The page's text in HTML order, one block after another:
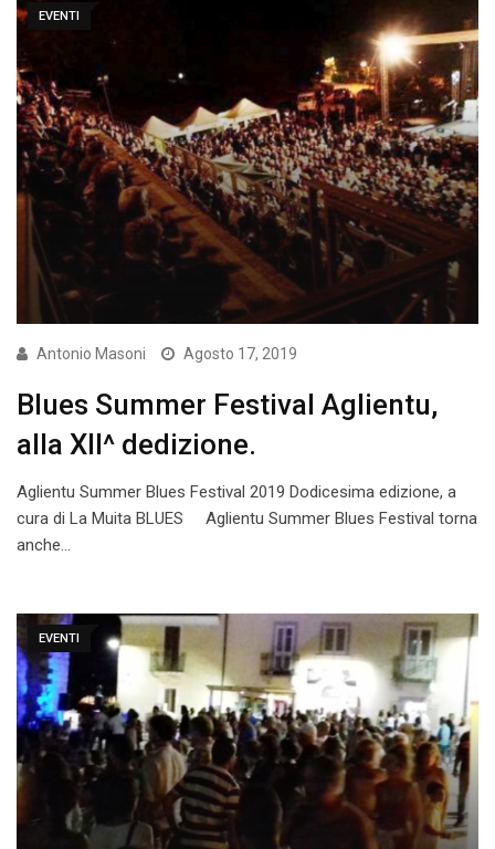
EVENTI
Antonio Masoni Agosto 17, 2019
Blues Summer Festival Aglientu,
alla XII^ dedizione.
Aglientu Summer Blues Festival 2019 Dodicesima edizione, a
cura di La Muita BLUES Aglientu Summer Blues Festival torna
anche…
EVENTI